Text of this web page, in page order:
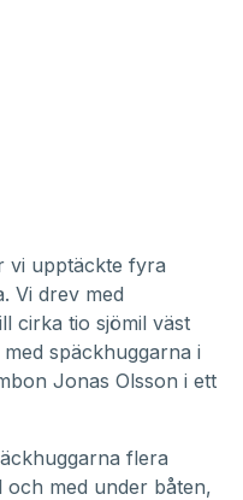
vi upptäckte fyra
Vi drev med
cirka tio sjömil väst
späckhuggarna i
Jonas Olsson i ett
flera
och med under båten,